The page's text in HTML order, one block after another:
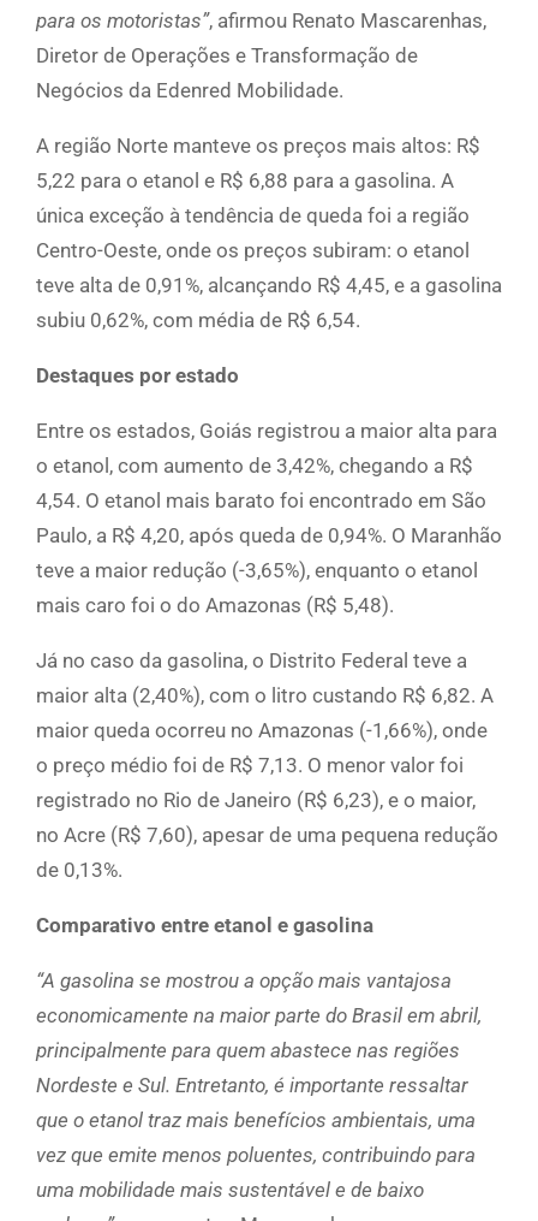
para os motoristas”, afirmou Renato Mascarenhas,
Diretor de Operações e Transformação de
Negócios da Edenred Mobilidade.
A região Norte manteve os preços mais altos: R$
5,22 para o etanol e R$ 6,88 para a gasolina. A
única exceção à tendência de queda foi a região
Centro-Oeste, onde os preços subiram: o etanol
teve alta de 0,91%, alcançando R$ 4,45, e a gasolina
subiu 0,62%, com média de R$ 6,54.
Destaques por estado
Entre os estados, Goiás registrou a maior alta para
o etanol, com aumento de 3,42%, chegando a R$
4,54. O etanol mais barato foi encontrado em São
Paulo, a R$ 4,20, após queda de 0,94%. O Maranhão
teve a maior redução (-3,65%), enquanto o etanol
mais caro foi o do Amazonas (R$ 5,48).
Já no caso da gasolina, o Distrito Federal teve a
maior alta (2,40%), com o litro custando R$ 6,82. A
maior queda ocorreu no Amazonas (-1,66%), onde
o preço médio foi de R$ 7,13. O menor valor foi
registrado no Rio de Janeiro (R$ 6,23), e o maior,
no Acre (R$ 7,60), apesar de uma pequena redução
de 0,13%.
Comparativo entre etanol e gasolina
“A gasolina se mostrou a opção mais vantajosa
economicamente na maior parte do Brasil em abril,
principalmente para quem abastece nas regiões
Nordeste e Sul. Entretanto, é importante ressaltar
que o etanol traz mais benefícios ambientais, uma
vez que emite menos poluentes, contribuindo para
uma mobilidade mais sustentável e de baixo